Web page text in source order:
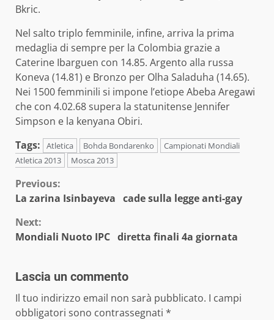
Bkric.
Nel salto triplo femminile, infine, arriva la prima
medaglia di sempre per la Colombia grazie a
Caterine Ibarguen con 14.85. Argento alla russa
Koneva (14.81) e Bronzo per Olha Saladuha (14.65).
Nei 1500 femminili si impone l’etiope Abeba Aregawi
che con 4.02.68 supera la statunitense Jennifer
Simpson e la kenyana Obiri.
Tags:
Atletica Bohda Bondarenko
Campionati Mondiali
Atletica 2013
Mosca 2013
Continue
Previous:
La zarina Isinbayeva cade sulla legge anti-gay
Next:
Mondiali Nuoto IPC diretta finali 4a giornata
Lascia un commento
Il tuo indirizzo email non sarà pubblicato. I campi
obbligatori sono contrassegnati *